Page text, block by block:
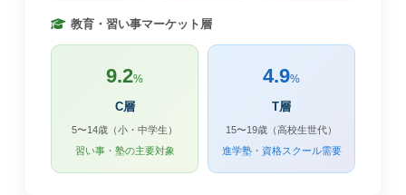
教育・習い事マーケット層
9.2%
C層
5〜14歳（小・中学生）
習い事・塾の主要対象
4.9%
T層
15〜19歳（高校生世代）
進学塾・資格スクール需要